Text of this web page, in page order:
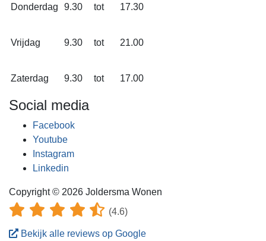
Donderdag 9.30 tot 17.30
Vrijdag 9.30 tot 21.00
Zaterdag 9.30 tot 17.00
Social media
Facebook
Youtube
Instagram
Linkedin
Copyright © 2026 Joldersma Wonen
(4.6)
Bekijk alle reviews op Google